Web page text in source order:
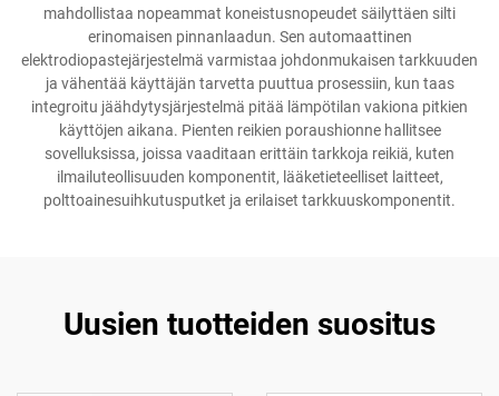
mahdollistaa nopeammat koneistusnopeudet säilyttäen silti
erinomaisen pinnanlaadun. Sen automaattinen
elektrodiopastejärjestelmä varmistaa johdonmukaisen tarkkuuden
ja vähentää käyttäjän tarvetta puuttua prosessiin, kun taas
integroitu jäähdytysjärjestelmä pitää lämpötilan vakiona pitkien
käyttöjen aikana. Pienten reikien poraushionne hallitsee
sovelluksissa, joissa vaaditaan erittäin tarkkoja reikiä, kuten
ilmailuteollisuuden komponentit, lääketieteelliset laitteet,
polttoainesuihkutusputket ja erilaiset tarkkuuskomponentit.
Uusien tuotteiden suositus